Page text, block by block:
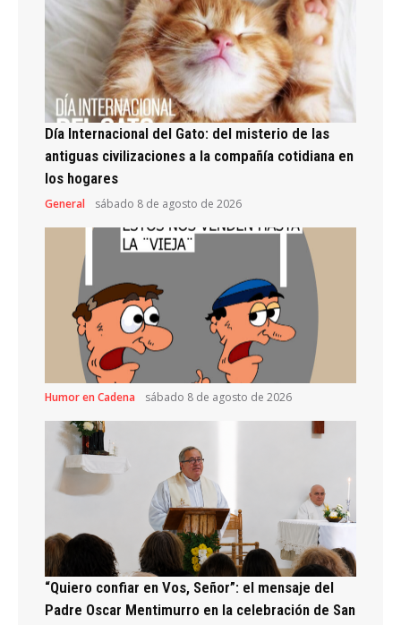
Día Internacional del Gato: del misterio de las
antiguas civilizaciones a la compañía cotidiana en
los hogares
General sábado 8 de agosto de 2026
Humor en Cadena sábado 8 de agosto de 2026
“Quiero confiar en Vos, Señor”: el mensaje del
Padre Oscar Mentimurro en la celebración de San